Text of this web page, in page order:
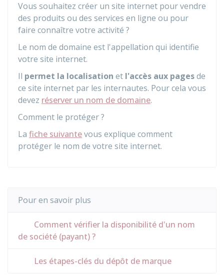
Vous souhaitez créer un site internet pour vendre
des produits ou des services en ligne ou pour
faire connaître votre activité ?
Le nom de domaine est l'appellation qui identifie
votre site internet.
Il permet la localisation et l'accès aux pagesde
ce site internet par les internautes. Pour cela vous
devez réserver un nom de domaine.
Comment le protéger ?
La fiche suivantevous explique comment
protéger le nom de votre site internet.
Pour en savoir plus
Comment vérifier la disponibilité d'un nom
de société (payant) ?
Les étapes-clés du dépôt de marque